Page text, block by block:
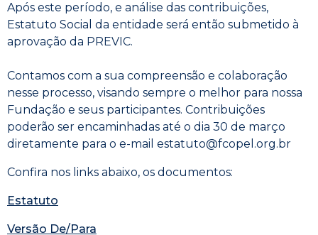
Após este período, e análise das contribuições,
Estatuto Social da entidade será então submetido à
aprovação da PREVIC.
Contamos com a sua compreensão e colaboração
nesse processo, visando sempre o melhor para nossa
Fundação e seus participantes. Contribuições
poderão ser encaminhadas até o dia 30 de março
diretamente para o e-mail estatuto@fcopel.org.br
Confira nos links abaixo, os documentos:
Estatuto
Versão De/Para